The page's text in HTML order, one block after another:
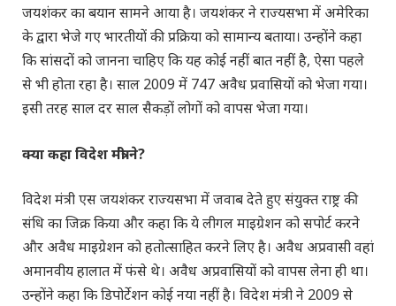
जयशंकर का बयान सामने आया है। जयशंकर ने राज्यसभा में अमेरिका
के द्वारा भेजे गए भारतीयों की प्रक्रिया को सामान्य बताया। उन्होंने कहा
कि सांसदों को जानना चाहिए कि यह कोई नहीं बात नहीं है, ऐसा पहले
से भी होता रहा है। साल 2009 में 747 अवैध प्रवासियों को भेजा गया।
इसी तरह साल दर साल सैकड़ों लोगों को वापस भेजा गया।
क्या कहा विदेश मंत्री ने?
विदेश मंत्री एस जयशंकर राज्यसभा में जवाब देते हुए संयुक्त राष्ट्र की
संधि का जिक्र किया और कहा कि ये लीगल माइग्रेशन को सपोर्ट करने
और अवैध माइग्रेशन को हतोत्साहित करने लिए है। अवैध अप्रवासी वहां
अमानवीय हालात में फंसे थे। अवैध अप्रवासियों को वापस लेना ही था।
उन्होंने कहा कि डिपोर्टेशन कोई नया नहीं है। विदेश मंत्री ने 2009 से